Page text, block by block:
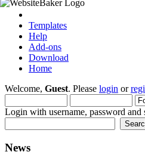
Templates
Help
Add-ons
Download
Home
Welcome, Guest. Please login or
Login with username, password and
News